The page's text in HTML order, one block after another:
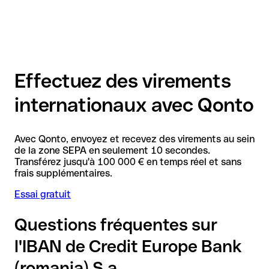
Effectuez des virements
internationaux avec Qonto
Avec Qonto, envoyez et recevez des virements au sein
de la zone SEPA en seulement 10 secondes.
Transférez jusqu'à 100 000 € en temps réel et sans
frais supplémentaires.
Essai gratuit
Questions fréquentes sur
l'IBAN de Credit Europe Bank